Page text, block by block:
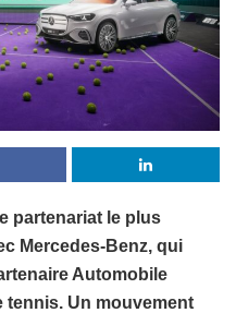
partenariat le plus
Mercedes-Benz, qui
Automobile
tennis. Un mouvement